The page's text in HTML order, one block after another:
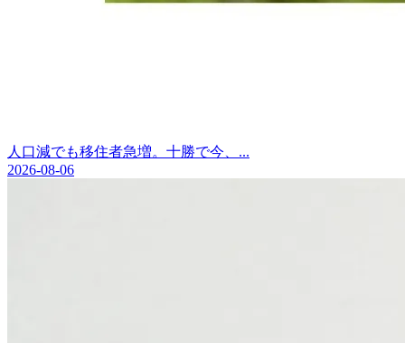
人口減でも移住者急増。十勝で今、...
2026-08-06